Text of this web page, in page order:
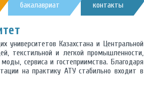
бакалавриат контакты
университетов Казахстана и Центральной
текстильной и легкой промышленности,
сервиса и гостеприимства. Благодаря
на практику АТУ стабильно входит в